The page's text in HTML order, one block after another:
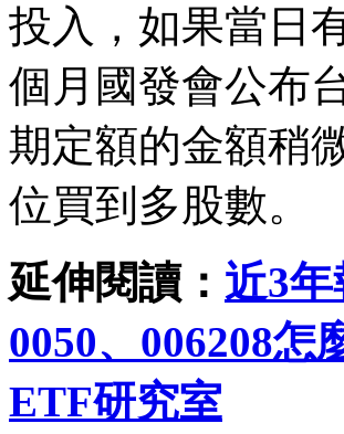
投入，如果當日
個月國發會公布
期定額的金額稍
位買到多股數。
延伸閱讀： 近3
0050、006208
ETF研究室